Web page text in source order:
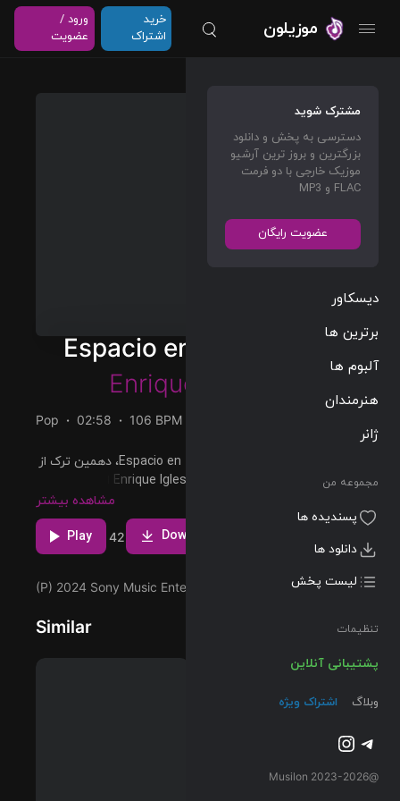
موزیلون
خرید
اشتراک
ورود /
عضویت
مشترک شوید
دسترسی به پخش و دانلود
بزرگترین و بروز ترین آرشیو
موزیک خارجی با دو فرمت
FLAC و MP3
عضویت رایگان
دیسکاور
برترین ها
آلبوم ها
هنرمندان
ژانر
مجموعه من
پسندیده ها
دانلود ها
لیست پخش
تنظیمات
پشتیبانی آنلاین
وبلاگ اشتراک ویژه
تلگراماینستاگرم
@2023-2026 Musilon
Espacio en Tu Corazón
Enrique Iglesias
Pop 02:58 106 BPM
پخش و دانلود آهنگ Espacio en Tu Corazón، دهمین ترک از
مشاهده بیشتر
Play 42 Download
(P) 2024 Sony Music Entertainment US Latin LLC
Similar